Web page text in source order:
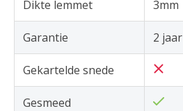
Dikte lemmet 3mm
Garantie 2 jaar
Gekartelde snede
Gesmeed